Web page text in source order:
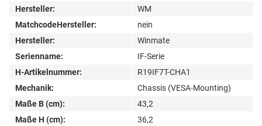
Hersteller:
WM
MatchcodeHersteller:
nein
Hersteller:
Winmate
Serienname:
IF-Serie
H-Artikelnummer:
R19IF7T-CHA1
Mechanik:
Chassis (VESA-Mounting)
Maße B (cm):
43,2
Maße H (cm):
36,2